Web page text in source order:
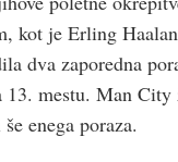
kot je Erling
dva zaporedna
13. mestu. Man
enega poraza.